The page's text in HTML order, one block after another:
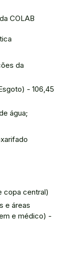
COLAB
da
- 106,45
água;
copa central)
e áreas
e médico) -